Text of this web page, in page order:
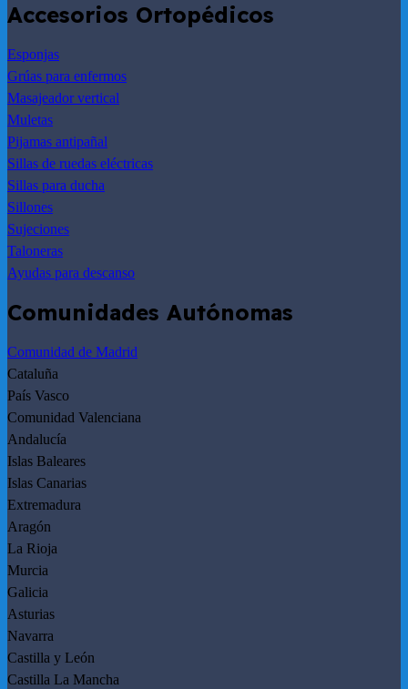
Accesorios Ortopédicos
Esponjas
Grúas para enfermos
Masajeador vertical
Muletas
Pijamas antipañal
Sillas de ruedas eléctricas
Sillas para ducha
Sillones
Sujeciones
Taloneras
Ayudas para descanso
Comunidades Autónomas
Comunidad de Madrid
Cataluña
País Vasco
Comunidad Valenciana
Andalucía
Islas Baleares
Islas Canarias
Extremadura
Aragón
La Rioja
Murcia
Galicia
Asturias
Navarra
Castilla y León
Castilla La Mancha